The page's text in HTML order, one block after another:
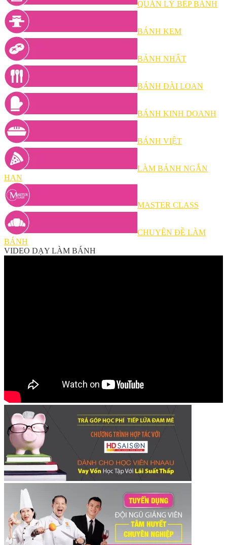
QUẢN LÝ BẾP BÁNH
BÁNH KEM
BÁNH NHẬT
BÁNH ĐÀI LOAN
BÁNH KINH DOANH
BÁNH VIỆT
LÀM BÁNH NGẮN
HẠN
MASTER CLASS
CHUYÊN ĐỀ LÀM
BÁNH
VIDEO DẠY LÀM BÁNH